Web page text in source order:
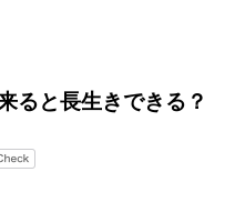
ると長生きできる？